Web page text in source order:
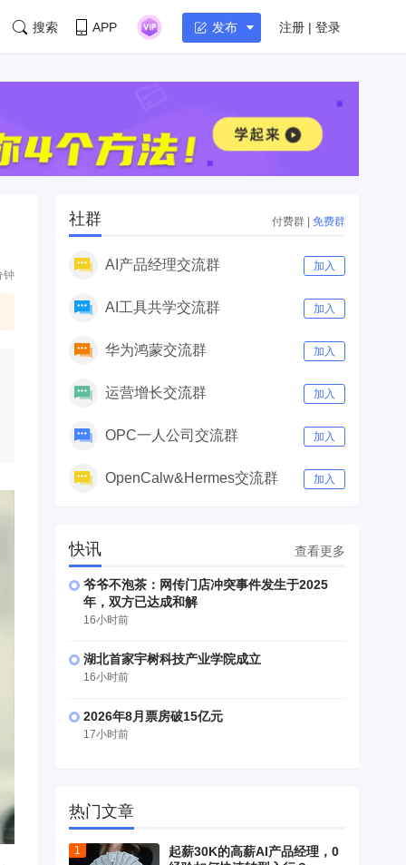
搜索 APP 发布 注册 | 登录
钟
社群 付费群 | 免费群
AI产品经理交流群 加入
AI工具共学交流群 加入
华为鸿蒙交流群 加入
运营增长交流群 加入
OPC一人公司交流群 加入
OpenCalw&Hermes交流群 加入
快讯 查看更多
爷爷不泡茶：网传门店冲突事件发生于2025
年，双方已达成和解
16小时前
湖北首家宇树科技产业学院成立
16小时前
2026年8月票房破15亿元
17小时前
热门文章
起薪30K的高薪AI产品经理，0